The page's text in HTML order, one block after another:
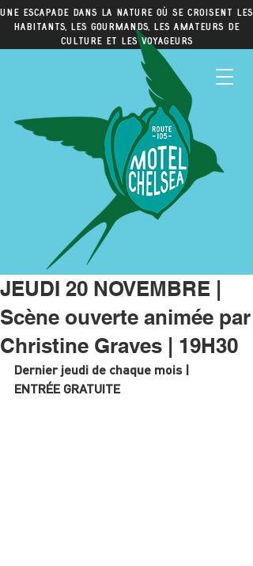
Une escapade dans la nature où se croisent les
habitants, les gourmands, les amateurs de
culture et les voyageurs
JEUDI 20 NOVEMBRE |
Scène ouverte animée par
Christine Graves | 19H30
Dernier jeudi de chaque mois |
ENTRÉE GRATUITE